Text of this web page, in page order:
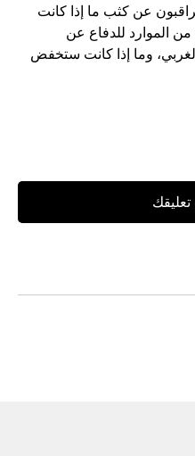
عن كثب ما إذا كانت
الموارد للدفاع عن
وما إذا كانت ستخفض